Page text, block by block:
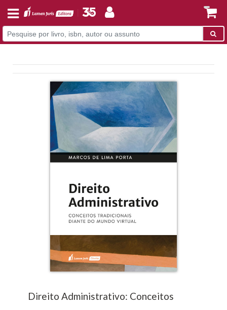
Direito Administrativo: Conceitos